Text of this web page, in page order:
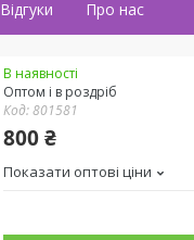
Відгуки Про нас
В наявності
Оптом і в роздріб
Код:801581
800 ₴
Показати оптові ціни